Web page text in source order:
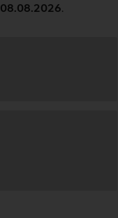
08.08.2026